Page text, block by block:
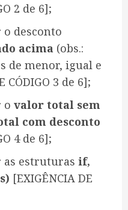
2 de 6];
desconto
acima (obs.:
de menor, igual e
CÓDIGO 3 de 6];
o valor total sem
com desconto
4 de 6];
as estruturas if,
[EXIGÊNCIA DE